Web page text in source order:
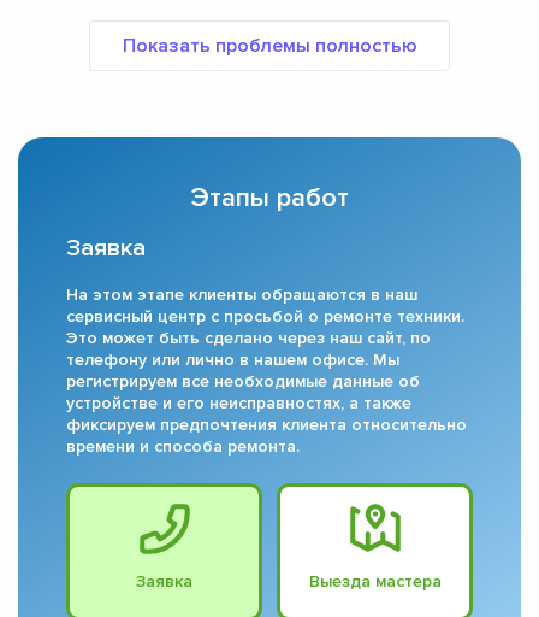
Этапы работ
Заявка
На этом этапе клиенты обращаются в наш
сервисный центр с просьбой о ремонте техники.
Это может быть сделано через наш сайт, по
телефону или лично в нашем офисе. Мы
регистрируем все необходимые данные об
устройстве и его неисправностях, а также
фиксируем предпочтения клиента относительно
времени и способа ремонта.
Заявка Выезда мастера